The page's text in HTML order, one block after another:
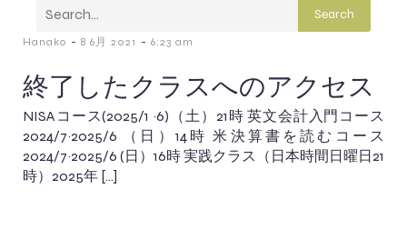
Search
Hanako - 8 6月 2021 - 6:23 am
終了したクラスへのアクセス
NISAコース(2025/1 ~6)（土）21時 英文会計入門コース
2024/7~2025/6 （日）14時 米決算書を読むコース
2024/7~2025/6 (日）16時 実践クラス（日本時間日曜日21
時）2025年 […]